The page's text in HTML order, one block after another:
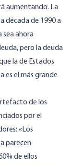
aumentando. La
década de 1990 a
sea ahora
pero la deuda
la de Estados
es el más grande
de los
por el
«Los
parecen
de ellos